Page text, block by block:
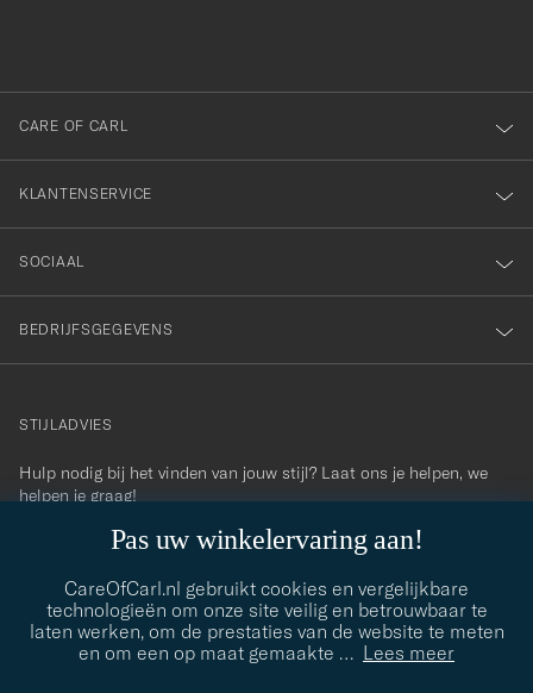
Pas uw winkelervaring aan!
CareOfCarl.nl gebruikt cookies en vergelijkbare
technologieën om onze site veilig en betrouwbaar te
laten werken, om de prestaties van de website te meten
en om een op maat gemaakte … Lees meer
onze
nieuwsbrief!
CARE OF CARL
KLANTENSERVICE
SOCIAAL
BEDRIJFSGEGEVENS
contact@careofcarl.com
STIJLADVIES
Hulp nodig bij het vinden van jouw stijl? Laat ons je helpen, we
helpen je graag!
STIJLADVIES
© Care of Carl 2026